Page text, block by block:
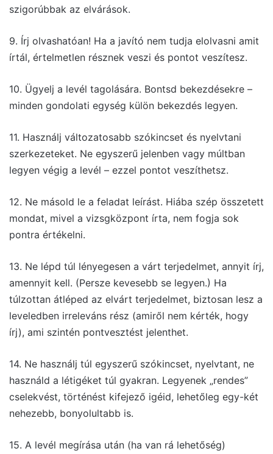
szigorúbbak az elvárások.
9. Írj olvashatóan! Ha a javító nem tudja elolvasni amit
írtál, értelmetlen résznek veszi és pontot veszítesz.
10. Ügyelj a levél tagolására. Bontsd bekezdésekre –
minden gondolati egység külön bekezdés legyen.
11. Használj változatosabb szókincset és nyelvtani
szerkezeteket. Ne egyszerű jelenben vagy múltban
legyen végig a levél – ezzel pontot veszíthetsz.
12. Ne másold le a feladat leírást. Hiába szép összetett
mondat, mivel a vizsgközpont írta, nem fogja sok
pontra értékelni.
13. Ne lépd túl lényegesen a várt terjedelmet, annyit írj,
amennyit kell. (Persze kevesebb se legyen.) Ha
túlzottan átléped az elvárt terjedelmet, biztosan lesz a
leveledben irreleváns rész (amiről nem kérték, hogy
írj), ami szintén pontvesztést jelenthet.
14. Ne használj túl egyszerű szókincset, nyelvtant, ne
használd a létigéket túl gyakran. Legyenek „rendes”
cselekvést, történést kifejező igéid, lehetőleg egy-két
nehezebb, bonyolultabb is.
15. A levél megírása után (ha van rá lehetőség)